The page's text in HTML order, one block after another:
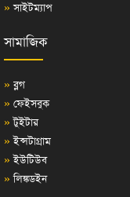
» সাইটম্যাপ
সামাজিক
» ব্লগ
» ফেইসবুক
» টুইটার
» ইন্সটাগ্রাম
» ইউটিউব
» লিঙ্কডইন